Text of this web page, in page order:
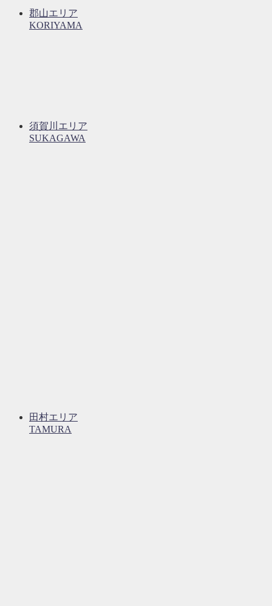
郡山エリア
KORIYAMA
須賀川エリア
SUKAGAWA
田村エリア
TAMURA